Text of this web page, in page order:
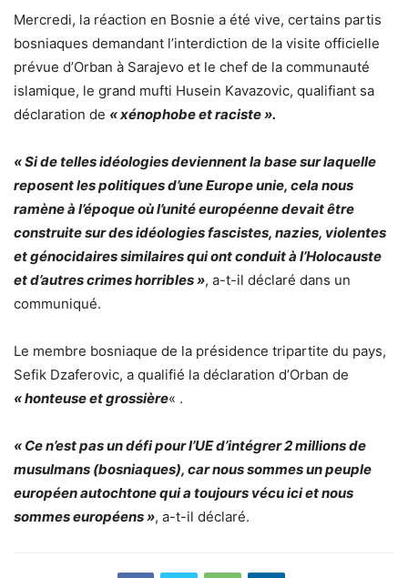
Mercredi, la réaction en Bosnie a été vive, certains partis
bosniaques demandant l’interdiction de la visite officielle
prévue d’Orban à Sarajevo et le chef de la communauté
islamique, le grand mufti Husein Kavazovic, qualifiant sa
déclaration de « xénophobe et raciste ».
« Si de telles idéologies deviennent la base sur laquelle
reposent les politiques d’une Europe unie, cela nous
ramène à l’époque où l’unité européenne devait être
construite sur des idéologies fascistes, nazies, violentes
et génocidaires similaires qui ont conduit à l’Holocauste
et d’autres crimes horribles », a-t-il déclaré dans un
communiqué.
Le membre bosniaque de la présidence tripartite du pays,
Sefik Dzaferovic, a qualifié la déclaration d’Orban de
« honteuse et grossière« .
« Ce n’est pas un défi pour l’UE d’intégrer 2 millions de
musulmans (bosniaques), car nous sommes un peuple
européen autochtone qui a toujours vécu ici et nous
sommes européens », a-t-il déclaré.